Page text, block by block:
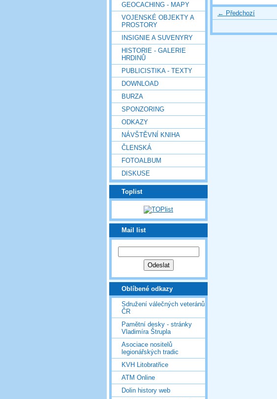
GEOCACHING - MAPY
VOJENSKÉ OBJEKTY A
PROSTORY
INSIGNIE A SUVENYRY
HISTORIE - GALERIE
HRDINŮ
PUBLICISTIKA - TEXTY
DOWNLOAD
BURZA
SPONZORING
ODKAZY
NÁVŠTĚVNÍ KNIHA
ČLENSKÁ
FOTOALBUM
DISKUSE
Toplist
Mail list
Oblíbené odkazy
Sdružení válečných veteránů
ČR
Pamětní desky - stránky
Vladimíra Štrupla
Asociace nositelů
legionářských tradic
KVH Litobratřice
ATM Online
Dolin history web
← Předchozí